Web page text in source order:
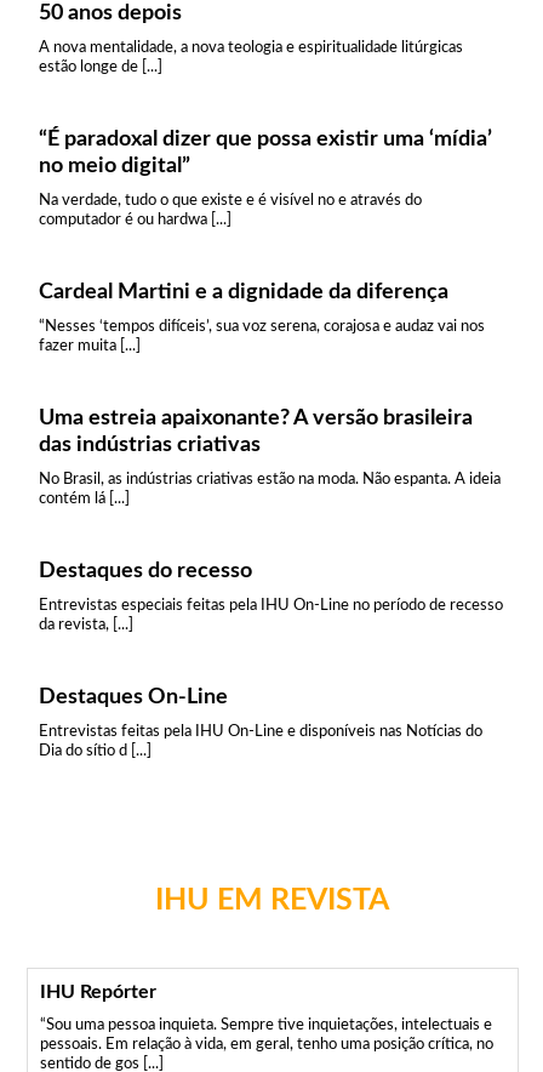
50 anos depois
A nova mentalidade, a nova teologia e espiritualidade litúrgicas
estão longe de [...]
“É paradoxal dizer que possa existir uma ‘mídia’
no meio digital”
Na verdade, tudo o que existe e é visível no e através do
computador é ou hardwa [...]
Cardeal Martini e a dignidade da diferença
“Nesses ‘tempos difíceis’, sua voz serena, corajosa e audaz vai nos
fazer muita [...]
Uma estreia apaixonante? A versão brasileira
das indústrias criativas
No Brasil, as indústrias criativas estão na moda. Não espanta. A ideia
contém lá [...]
Destaques do recesso
Entrevistas especiais feitas pela IHU On-Line no período de recesso
da revista, [...]
Destaques On-Line
Entrevistas feitas pela IHU On-Line e disponíveis nas Notícias do
Dia do sítio d [...]
IHU EM REVISTA
IHU Repórter
“Sou uma pessoa inquieta. Sempre tive inquietações, intelectuais e
pessoais. Em relação à vida, em geral, tenho uma posição crítica, no
sentido de gos [...]